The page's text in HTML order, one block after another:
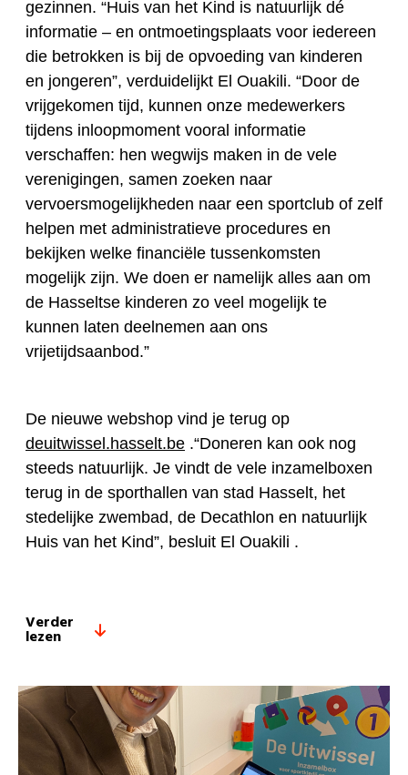
gezinnen. “Huis van het Kind is natuurlijk dé
informatie – en ontmoetingsplaats voor iedereen
die betrokken is bij de opvoeding van kinderen
en jongeren”, verduidelijkt El Ouakili. “Door de
vrijgekomen tijd, kunnen onze medewerkers
tijdens inloopmoment vooral informatie
verschaffen: hen wegwijs maken in de vele
verenigingen, samen zoeken naar
vervoersmogelijkheden naar een sportclub of zelf
helpen met administratieve procedures en
bekijken welke financiële tussenkomsten
mogelijk zijn. We doen er namelijk alles aan om
de Hasseltse kinderen zo veel mogelijk te
kunnen laten deelnemen aan ons
vrijetijdsaanbod.”
De nieuwe webshop vind je terug op
deuitwissel.hasselt.be .“Doneren kan ook nog
steeds natuurlijk. Je vindt de vele inzamelboxen
terug in de sporthallen van stad Hasselt, het
stedelijke zwembad, de Decathlon en natuurlijk
Huis van het Kind”, besluit El Ouakili .
Verder
lezen